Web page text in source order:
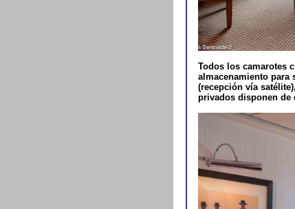
Todos los camarotes
almacenamiento para
(recepción vía
privados disponen de